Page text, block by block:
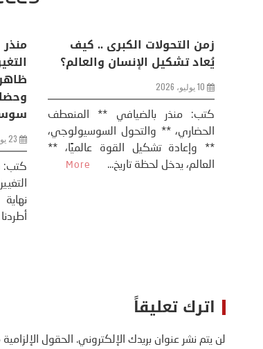
زمن
10 يوليو، 2026
كتب:
**
تحليل اخباري/ أمريكا وايران:
عودة الحرب .. و “هرمز” مربط
الفرس
8 يوليو، 2026
تحليل – منذر بالضيافي عاد الرئيس
الأمريكي دونالد ترامب إلى قصف
ايران، وذلك ردا على ما اعتبره الرئيس
اترك تعليقاً
لن يتم نشر عنوان بريدك الإلكتروني. الحقول